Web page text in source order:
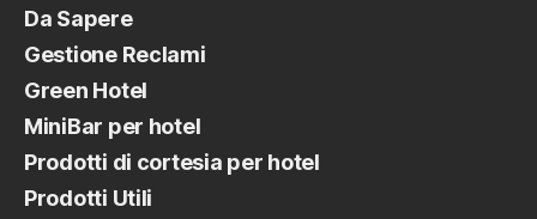
Da Sapere
Gestione Reclami
Green Hotel
MiniBar per hotel
Prodotti di cortesia per hotel
Prodotti Utili